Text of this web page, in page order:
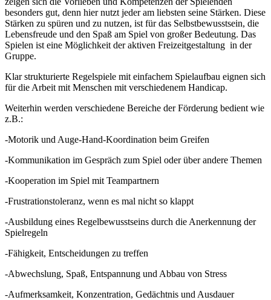
besonders gut, denn hier nutzt jeder am liebsten seine Stärken. Diese
Stärken zu spüren und zu nutzen, ist für das Selbstbewusstsein, die
Lebensfreude und den Spaß am Spiel von großer Bedeutung. Das
Spielen ist eine Möglichkeit der aktiven Freizeitgestaltung in der
Gruppe.
Klar strukturierte Regelspiele mit einfachem Spielaufbau eignen sich
für die Arbeit mit Menschen mit verschiedenem Handicap.
Weiterhin werden verschiedene Bereiche der Förderung bedient wie
z.B.:
-Motorik und Auge-Hand-Koordination beim Greifen
-Kommunikation im Gespräch zum Spiel oder über andere Themen
-Kooperation im Spiel mit Teampartnern
-Frustrationstoleranz, wenn es mal nicht so klappt
-Ausbildung eines Regelbewusstseins durch die Anerkennung der
Spielregeln
-Fähigkeit, Entscheidungen zu treffen
-Abwechslung, Spaß, Entspannung und Abbau von Stress
-Aufmerksamkeit, Konzentration, Gedächtnis und Ausdauer